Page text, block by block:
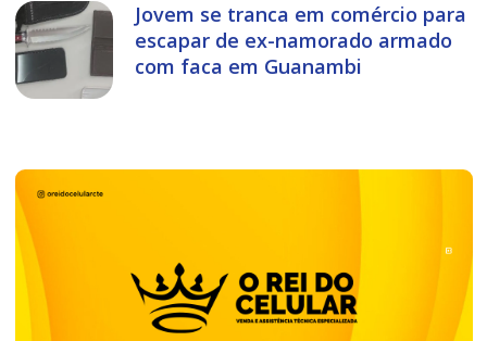
Jovem se tranca em comércio para
escapar de ex-namorado armado
com faca em Guanambi